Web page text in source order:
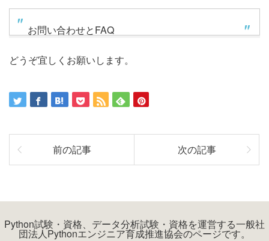
お問い合わせとFAQ
どうぞ宜しくお願いします。
前の記事 次の記事
Python試験・資格、データ分析試験・資格を運営する一般社
団法人Pythonエンジニア育成推進協会のページです。